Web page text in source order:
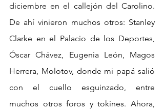
diciembre en el callejón del Carolino.
De ahí vinieron muchos otros: Stanley
Clarke en el Palacio de los Deportes,
Óscar Chávez, Eugenia León, Magos
Herrera, Molotov, donde mi papá salió
con el cuello esguinzado, entre
muchos otros foros y tokines. Ahora,